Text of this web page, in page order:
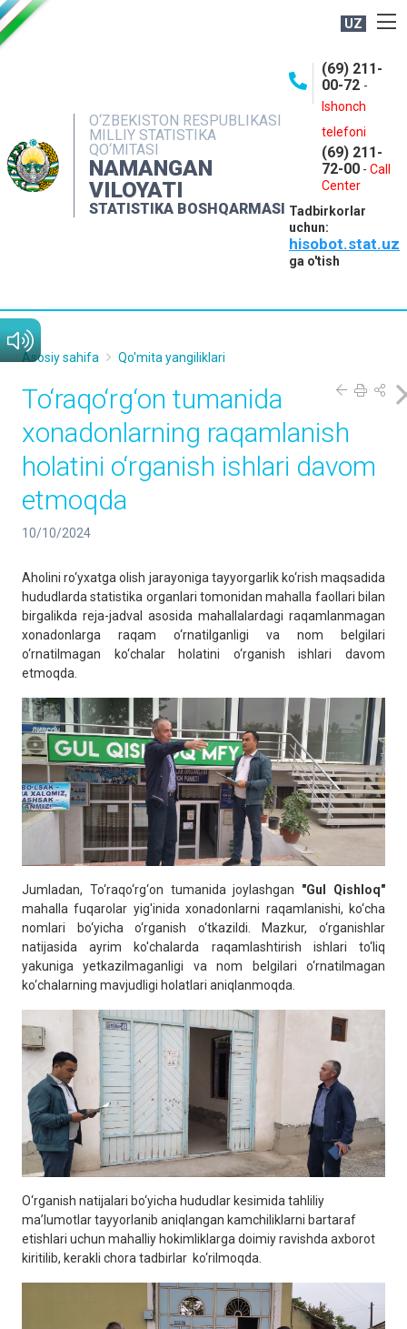
UZ
O‘ZBEKISTON RESPUBLIKASI
MILLIY STATISTIKA
QO‘MITASI
NAMANGAN
VILOYATI
STATISTIKA BOSHQARMASI
(69) 211-
00-72 -
Ishonch
telefoni
(69) 211-
72-00 - Call
Center
Tadbirkorlar
uchun:
hisobot.stat.uz
ga o'tish
NASHRLAR
INTERAKTIV XIZMATLAR
MATBUOT XIZMATI
MUROJAATLAR
Asosiy sahifa Qo'mita yangiliklari
To‘raqo‘rg‘on tumanida
хonadonlarning raqamlanish
holatini o‘rganish ishlari davom
etmoqda
10/10/2024
Aholini ro‘yxatga olish jarayoniga tayyorgarlik ko‘rish maqsadida
hududlarda statistika organlari tomonidan mahalla faollari bilan
birgalikda reja-jadval asosida mahallalardagi raqamlanmagan
xonadonlarga raqam o‘rnatilganligi va nom belgilari
o‘rnatilmagan ko‘chalar holatini o‘rganish ishlari davom
etmoqda.
Jumladan, To‘raqo‘rg‘on tumanida joylashgan "Gul Qishloq"
mahalla fuqarolar yig'inida xonadonlarni raqamlanishi, ko‘cha
nomlari bo‘yicha o‘rganish o‘tkazildi. Mazkur, o‘rganishlar
natijasida ayrim ko'chalarda raqamlashtirish ishlari to‘liq
yakuniga yetkazilmaganligi va nom belgilari o‘rnatilmagan
ko‘chalarning mavjudligi holatlari aniqlanmoqda.
O‘rganish natijalari bo‘yicha hududlar kesimida tahliliy
ma’lumotlar tayyorlanib aniqlangan kamchiliklarni bartaraf
etishlari uchun mahalliy hokimliklarga doimiy ravishda axborot
kiritilib, kerakli chora tadbirlar ko‘rilmoqda.